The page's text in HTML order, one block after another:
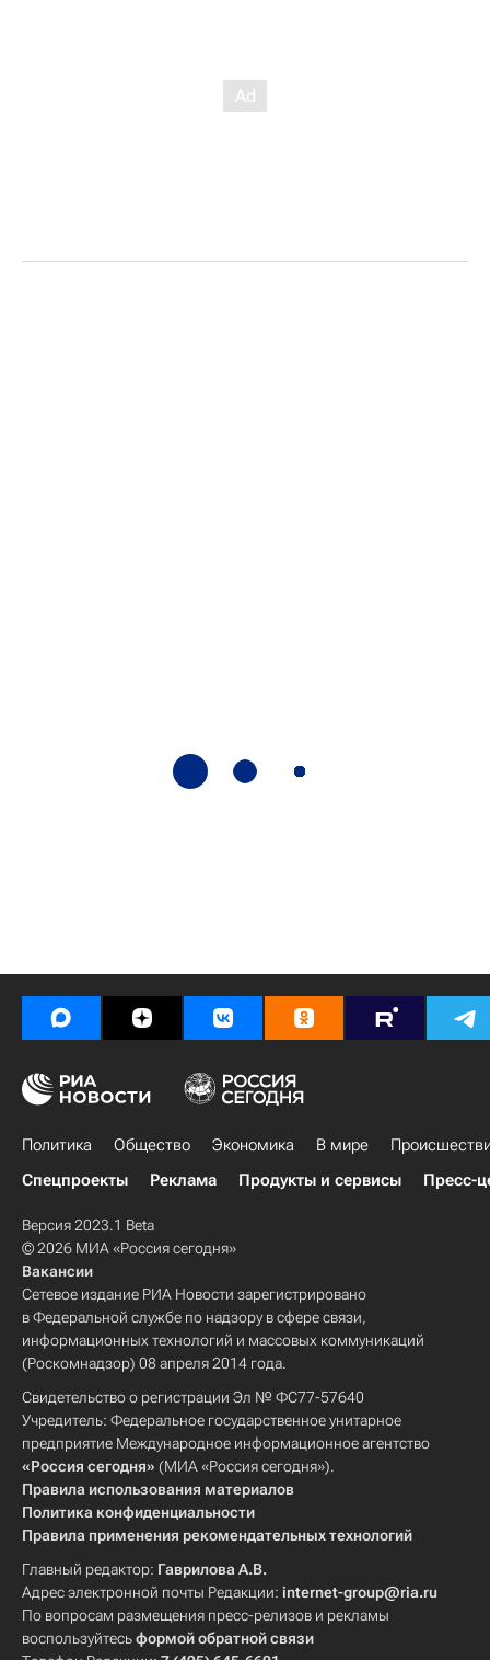
Политика Общество Экономика В мире
Спецпроекты
Реклама Продукты и сервисы Пресс-
Версия 2023.1 Beta
© 2026 МИА «Россия сегодня»
Вакансии
Сетевое издание РИА Новости зарегистрировано
в Федеральной службе по надзору в сфере связи,
информационных технологий и массовых коммуникаций
(Роскомнадзор) 08 апреля 2014 года.
Свидетельство о регистрации Эл № ФС77-57640
Учредитель: Федеральное государственное унитарное
предприятие Международное информационное агентство
«Россия сегодня» (МИА «Россия сегодня»).
Правила использования материалов
Политика конфиденциальности
Правила применения рекомендательных технологий
Главный редактор: Гаврилова А.В.
Адрес электронной почты Редакции: internet-group@ria.ru
По вопросам размещения пресс-релизов и рекламы
воспользуйтесьформой обратной связи